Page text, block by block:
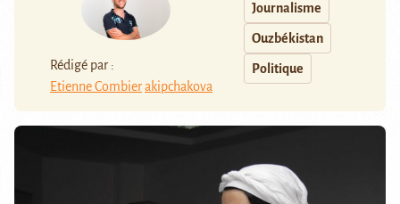
Rédigé par :
Etienne Combierakipchakova
Journalisme
Ouzbékistan
Politique